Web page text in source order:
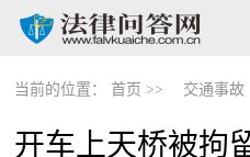
当前的位置： 首页 >> 交通事故
开车上天桥被拘